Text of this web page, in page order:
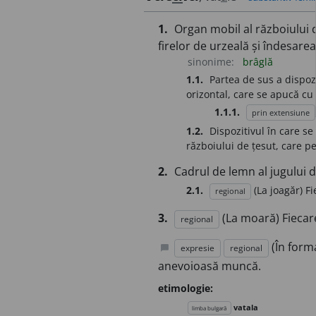
1. Organ mobil al războiului
firelor de urzeală și
sinonime:
brâglă
1.1. Partea de sus a
orizontal, care se apucă cu
1.1.1.
prin extensiune
1.2. Dispozitivul în care
războiului de țesut, care
2. Cadrul de lemn al jugului
2.1. regional (La joagăr)
3. regional (La moară)
chat_bubble expresie regional (În
anevoioasă muncă.
etimologie:
limba bulgară vatala